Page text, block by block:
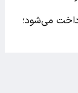
می‌شود؛